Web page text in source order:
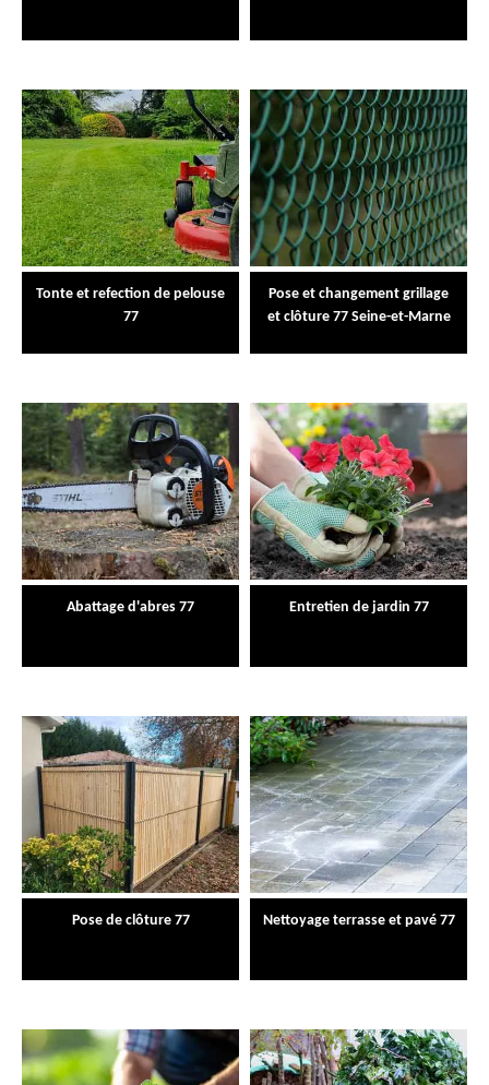
Tonte et refection de pelouse
77
Pose et changement grillage
et clôture 77 Seine-et-Marne
Abattage d'abres 77 Entretien de jardin 77
Pose de clôture 77 Nettoyage terrasse et pavé 77